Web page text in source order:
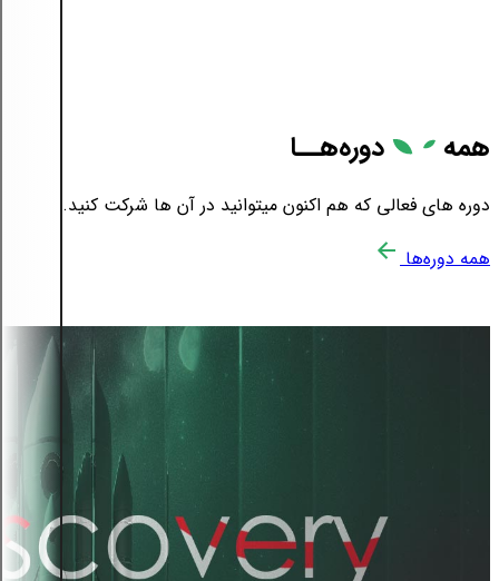
همه دوره‌هــا
دوره های فعالی که هم اکنون میتوانید در آن ها شرکت کنید.
همه دوره‌ها